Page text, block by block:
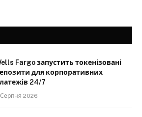
Fargo запустить токенізовані
для корпоративних
24/7
2026